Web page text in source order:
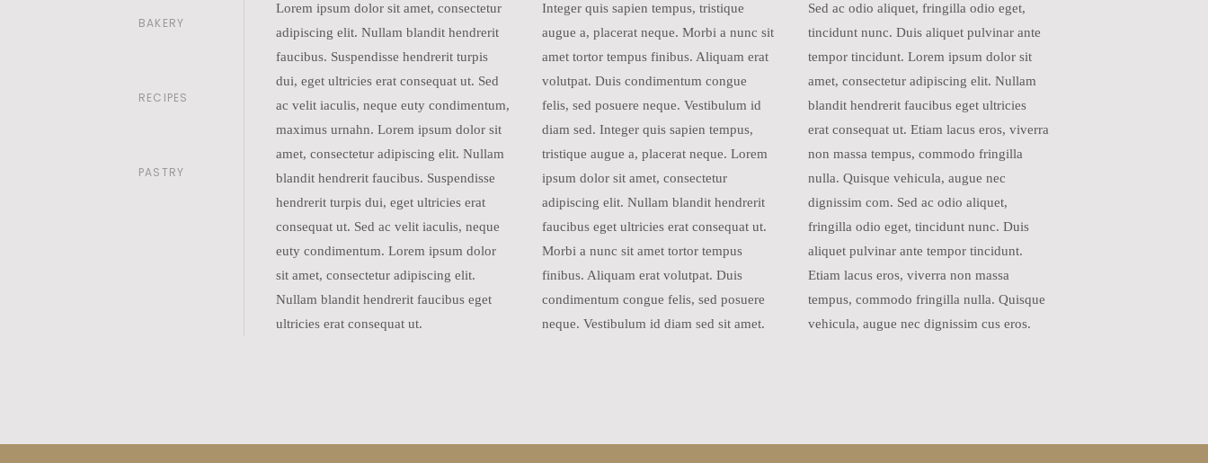
BAKERY
RECIPES
PASTRY
Lorem ipsum dolor sit amet, consectetur
adipiscing elit. Nullam blandit hendrerit
faucibus. Suspendisse hendrerit turpis
dui, eget ultricies erat consequat ut. Sed
ac velit iaculis, neque euty condimentum,
maximus urnahn. Lorem ipsum dolor sit
amet, consectetur adipiscing elit. Nullam
blandit hendrerit faucibus. Suspendisse
hendrerit turpis dui, eget ultricies erat
consequat ut. Sed ac velit iaculis, neque
euty condimentum. Lorem ipsum dolor
sit amet, consectetur adipiscing elit.
Nullam blandit hendrerit faucibus eget
ultricies erat consequat ut.
Integer quis sapien tempus, tristique
augue a, placerat neque. Morbi a nunc sit
amet tortor tempus finibus. Aliquam erat
volutpat. Duis condimentum congue
felis, sed posuere neque. Vestibulum id
diam sed. Integer quis sapien tempus,
tristique augue a, placerat neque. Lorem
ipsum dolor sit amet, consectetur
adipiscing elit. Nullam blandit hendrerit
faucibus eget ultricies erat consequat ut.
Morbi a nunc sit amet tortor tempus
finibus. Aliquam erat volutpat. Duis
condimentum congue felis, sed posuere
neque. Vestibulum id diam sed sit amet.
Sed ac odio aliquet, fringilla odio eget,
tincidunt nunc. Duis aliquet pulvinar ante
tempor tincidunt. Lorem ipsum dolor sit
amet, consectetur adipiscing elit. Nullam
blandit hendrerit faucibus eget ultricies
erat consequat ut. Etiam lacus eros, viverra
non massa tempus, commodo fringilla
nulla. Quisque vehicula, augue nec
dignissim com. Sed ac odio aliquet,
fringilla odio eget, tincidunt nunc. Duis
aliquet pulvinar ante tempor tincidunt.
Etiam lacus eros, viverra non massa
tempus, commodo fringilla nulla. Quisque
vehicula, augue nec dignissim cus eros.